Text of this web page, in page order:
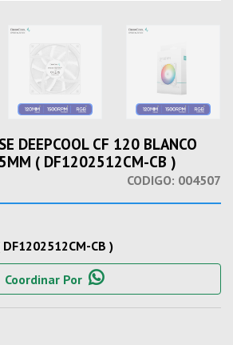
DEEPCOOL CF 120 BLANCO
( DF1202512CM-CB )
CODIGO: 004507
DF1202512CM-CB )
Coordinar Por